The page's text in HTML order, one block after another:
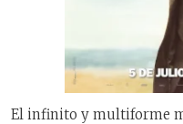
El infinito y multiforme